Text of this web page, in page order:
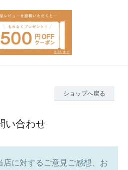
ショップへ戻る
い合わせ
店に対するご意見ご感想、お